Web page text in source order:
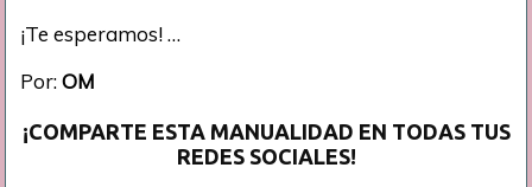
¡Te esperamos! …
Por:OM
¡COMPARTE ESTA MANUALIDAD EN TODAS TUS
REDES SOCIALES!